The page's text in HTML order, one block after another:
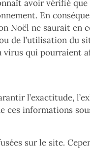
avoir vérifié que
En
Noël ne saurait en
de l’utilisation du
virus qui pourraient
l’exactitude,
ces informations
sur le site.